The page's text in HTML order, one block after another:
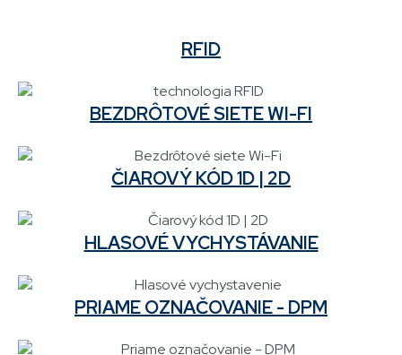
RFID
BEZDRÔTOVÉ SIETE WI-FI
ČIAROVÝ KÓD 1D | 2D
HLASOVÉ VYCHYSTÁVANIE
PRIAME OZNAČOVANIE - DPM